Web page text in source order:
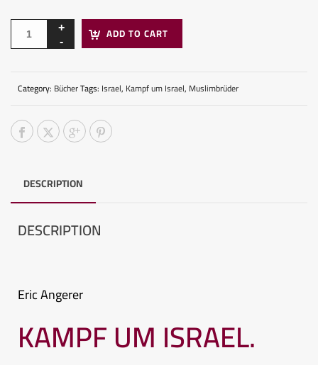
ADD TO CART
Category: BücherTags: Israel, Kampf um Israel, Muslimbrüder
DESCRIPTION
DESCRIPTION
Eric Angerer
KAMPF UM ISRAEL.